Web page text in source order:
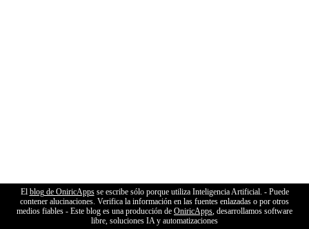
El blog de OniricAppsse escribe sólo porque utiliza Inteligencia Artificial. - Puede
contener alucinaciones. Verifica la información en las fuentes enlazadas o por otros
medios fiables - Este blog es una producción de OniricApps , desarrollamos software
libre, soluciones IA y automatizaciones